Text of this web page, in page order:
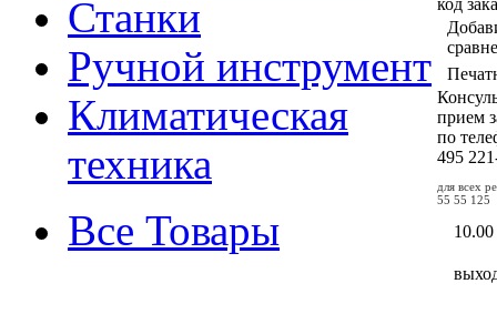
Станки
Ручной инструмент
Климатическая
техника
Все Товары
прием
по
495
для всех
55 55 125